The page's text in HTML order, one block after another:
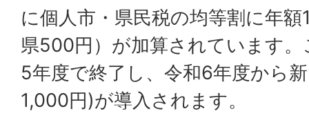
に個人市・県民税の均等割に年
県500円）が加算されています
5年度で終了し、令和6年度から
1,000円)が導入されます。